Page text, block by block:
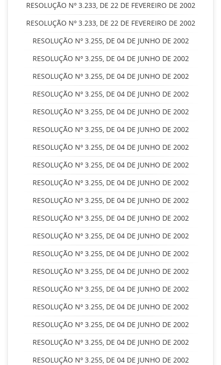
RESOLUÇÃO Nº 3.233, DE 22 DE FEVEREIRO DE 2002
RESOLUÇÃO Nº 3.233, DE 22 DE FEVEREIRO DE 2002
RESOLUÇÃO Nº 3.255, DE 04 DE JUNHO DE 2002
RESOLUÇÃO Nº 3.255, DE 04 DE JUNHO DE 2002
RESOLUÇÃO Nº 3.255, DE 04 DE JUNHO DE 2002
RESOLUÇÃO Nº 3.255, DE 04 DE JUNHO DE 2002
RESOLUÇÃO Nº 3.255, DE 04 DE JUNHO DE 2002
RESOLUÇÃO Nº 3.255, DE 04 DE JUNHO DE 2002
RESOLUÇÃO Nº 3.255, DE 04 DE JUNHO DE 2002
RESOLUÇÃO Nº 3.255, DE 04 DE JUNHO DE 2002
RESOLUÇÃO Nº 3.255, DE 04 DE JUNHO DE 2002
RESOLUÇÃO Nº 3.255, DE 04 DE JUNHO DE 2002
RESOLUÇÃO Nº 3.255, DE 04 DE JUNHO DE 2002
RESOLUÇÃO Nº 3.255, DE 04 DE JUNHO DE 2002
RESOLUÇÃO Nº 3.255, DE 04 DE JUNHO DE 2002
RESOLUÇÃO Nº 3.255, DE 04 DE JUNHO DE 2002
RESOLUÇÃO Nº 3.255, DE 04 DE JUNHO DE 2002
RESOLUÇÃO Nº 3.255, DE 04 DE JUNHO DE 2002
RESOLUÇÃO Nº 3.255, DE 04 DE JUNHO DE 2002
RESOLUÇÃO Nº 3.255, DE 04 DE JUNHO DE 2002
RESOLUÇÃO Nº 3.255, DE 04 DE JUNHO DE 2002